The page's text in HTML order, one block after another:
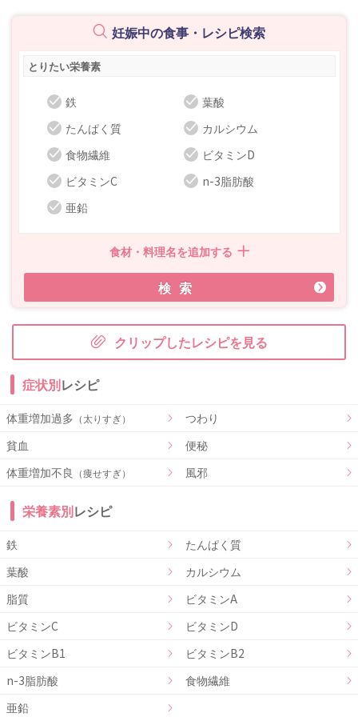
妊娠中の食事・レシピ検索
とりたい栄養素
鉄
葉酸
たんぱく質
カルシウム
食物繊維
ビタミンD
ビタミンC
n-3脂肪酸
亜鉛
食材・料理名を追加する
検索
クリップしたレシピを見る
症状別レシピ
体重増加過多 （太りすぎ）
つわり
貧血
便秘
体重増加不良 （痩せすぎ） 風邪
栄養素別レシピ
鉄
たんぱく質
葉酸
カルシウム
脂質
ビタミンA
ビタミンC
ビタミンD
ビタミンB1
ビタミンB2
n-3脂肪酸
食物繊維
亜鉛